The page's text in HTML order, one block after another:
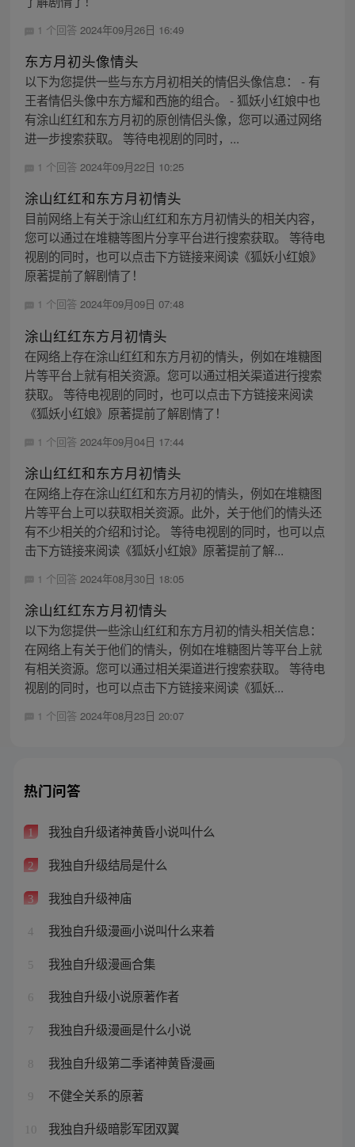
1 个回答 2024年09月26日 16:49
东方月初头像情头
以下为您提供一些与东方月初相关的情侣头像信息： - 有
王者情侣头像中东方耀和西施的组合。 - 狐妖小红娘中也
有涂山红红和东方月初的原创情侣头像，您可以通过网络
进一步搜索获取。 等待电视剧的同时，...
1 个回答 2024年09月22日 10:25
涂山红红和东方月初情头
目前网络上有关于涂山红红和东方月初情头的相关内容，
您可以通过在堆糖等图片分享平台进行搜索获取。 等待电
视剧的同时，也可以点击下方链接来阅读《狐妖小红娘》
原著提前了解剧情了！
1 个回答 2024年09月09日 07:48
涂山红红东方月初情头
在网络上存在涂山红红和东方月初的情头，例如在堆糖图
片等平台上就有相关资源。您可以通过相关渠道进行搜索
获取。 等待电视剧的同时，也可以点击下方链接来阅读
《狐妖小红娘》原著提前了解剧情了！
1 个回答 2024年09月04日 17:44
涂山红红和东方月初情头
在网络上存在涂山红红和东方月初的情头，例如在堆糖图
片等平台上可以获取相关资源。此外，关于他们的情头还
有不少相关的介绍和讨论。 等待电视剧的同时，也可以点
击下方链接来阅读《狐妖小红娘》原著提前了解...
1 个回答 2024年08月30日 18:05
涂山红红东方月初情头
以下为您提供一些涂山红红和东方月初的情头相关信息：
在网络上有关于他们的情头，例如在堆糖图片等平台上就
有相关资源。您可以通过相关渠道进行搜索获取。 等待电
视剧的同时，也可以点击下方链接来阅读《狐妖...
1 个回答 2024年08月23日 20:07
热门问答
1 我独自升级诸神黄昏小说叫什么
2 我独自升级结局是什么
3 我独自升级神庙
4 我独自升级漫画小说叫什么来着
5 我独自升级漫画合集
6 我独自升级小说原著作者
7 我独自升级漫画是什么小说
8 我独自升级第二季诸神黄昏漫画
9 不健全关系的原著
10 我独自升级暗影军团双翼